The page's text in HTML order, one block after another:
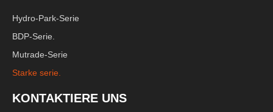
Hydro-Park-Serie
BDP-Serie.
Mutrade-Serie
Starke serie.
KONTAKTIERE UNS